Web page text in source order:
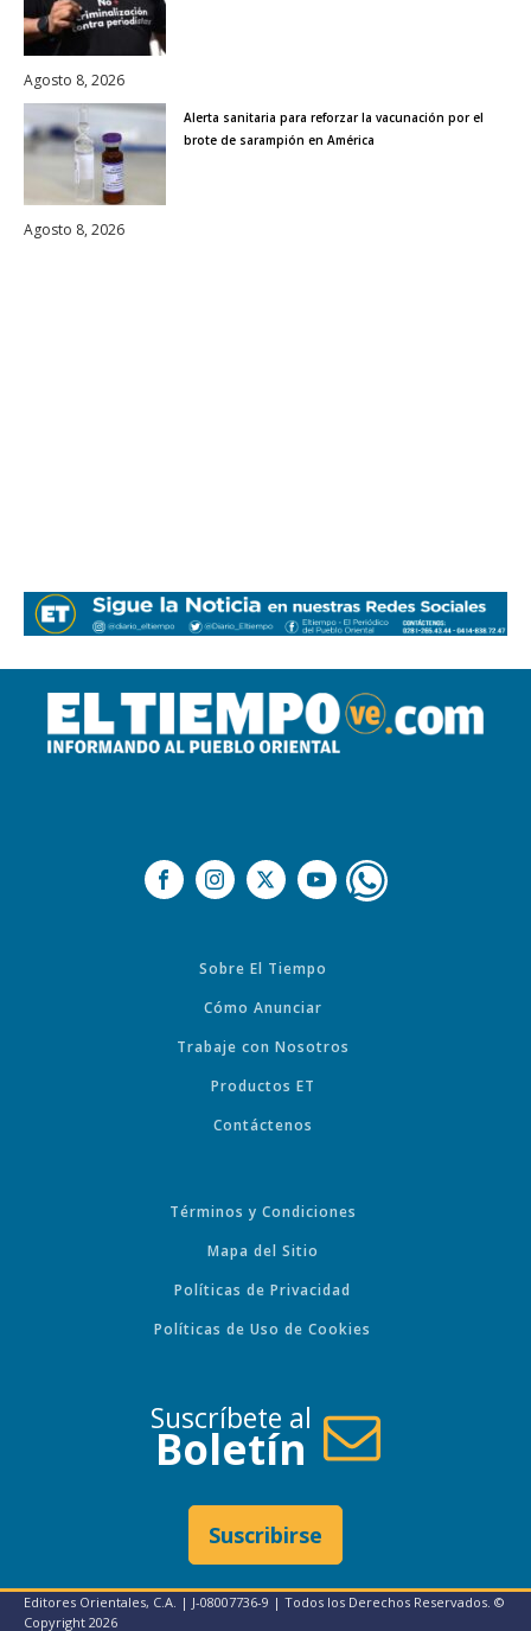
Agosto 8, 2026
Alerta sanitaria para reforzar la vacunación por el
brote de sarampión en América
Agosto 8, 2026
Sobre El Tiempo
Cómo Anunciar
Trabaje con Nosotros
Productos ET
Contáctenos
Términos y Condiciones
Mapa del Sitio
Políticas de Privacidad
Políticas de Uso de Cookies
Suscríbete al
Boletín
Suscribirse
Editores Orientales, C.A. | J-08007736-9 | Todos los Derechos Reservados. ©
Copyright 2026